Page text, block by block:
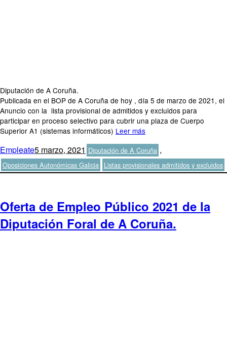
Diputación de A Coruña.
Publicada en el BOP de A Coruña de hoy , día 5 de marzo de 2021, el
Anuncio con la lista provisional de admitidos y excluidos para
participar en proceso selectivo para cubrir una plaza de Cuerpo
Superior A1 (sistemas informáticos) Leer más
Autor
EmpleatePublicado
el
5 marzo, 2021 Categorías
Diputación de A Coruña ,
Oposiciones Autonómicas Galicia Etiquetas
Listas provisionales admitidos y excluidos
Oferta de Empleo Público 2021 de la
Diputación Foral de A Coruña.